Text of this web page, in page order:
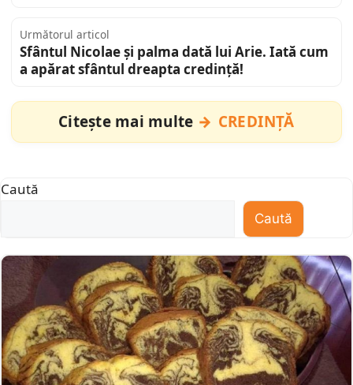
Următorul articol
Sfântul Nicolae și palma dată lui Arie. Iată cum
a apărat sfântul dreapta credință!
Citește mai multe CREDINȚĂ
Caută
Caută